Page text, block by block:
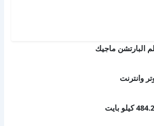
البارتشن ماجيك
وانترنت